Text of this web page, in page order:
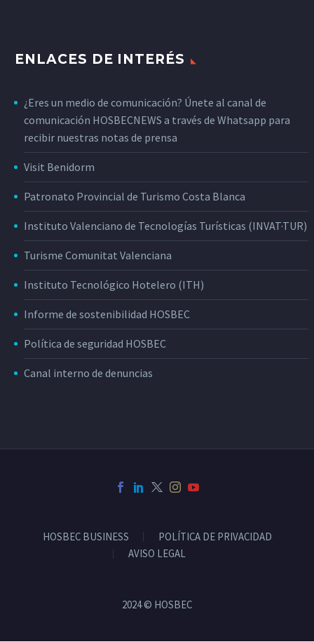
ENLACES DE INTERÉS
¿Eres un medio de comunicación? Únete al canal de
comunicación HOSBECNEWS a través de Whatsapp para
recibir nuestras notas de prensa
Visit Benidorm
Patronato Provincial de Turismo Costa Blanca
Instituto Valenciano de Tecnologías Turísticas (INVAT·TUR)
Turisme Comunitat Valenciana
Instituto Tecnológico Hotelero (ITH)
Informe de sostenibilidad HOSBEC
Política de seguridad HOSBEC
Canal interno de denuncias
HOSBEC BUSINESS
POLÍTICA DE PRIVACIDAD
AVISO LEGAL
2024 © HOSBEC